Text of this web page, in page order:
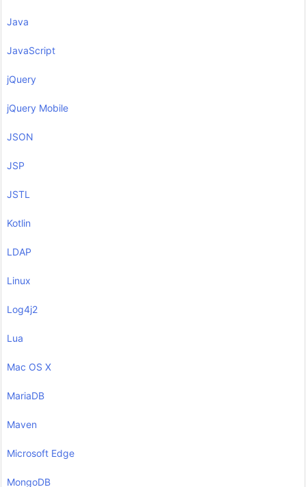
Java
JavaScript
jQuery
jQuery Mobile
JSON
JSP
JSTL
Kotlin
LDAP
Linux
Log4j2
Lua
Mac OS X
MariaDB
Maven
Microsoft Edge
MongoDB